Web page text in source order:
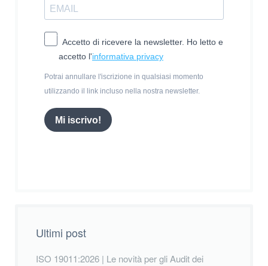
Accetto di ricevere la newsletter. Ho letto e
accetto l'informativa privacy
Potrai annullare l'iscrizione in qualsiasi momento
utilizzando il link incluso nella nostra newsletter.
Mi iscrivo!
Ultimi post
ISO 19011:2026 | Le novità per gli Audit dei